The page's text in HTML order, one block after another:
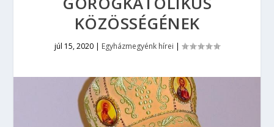
KÖZÖSSÉGÉNEK
júl 15, 2020 | Egyházmegyénk hírei |